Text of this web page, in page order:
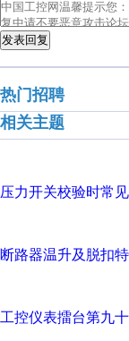
发表回复
热门招聘
相关主题
压力开关校验时常
断路器温升及脱扣
工控仪表擂台第九